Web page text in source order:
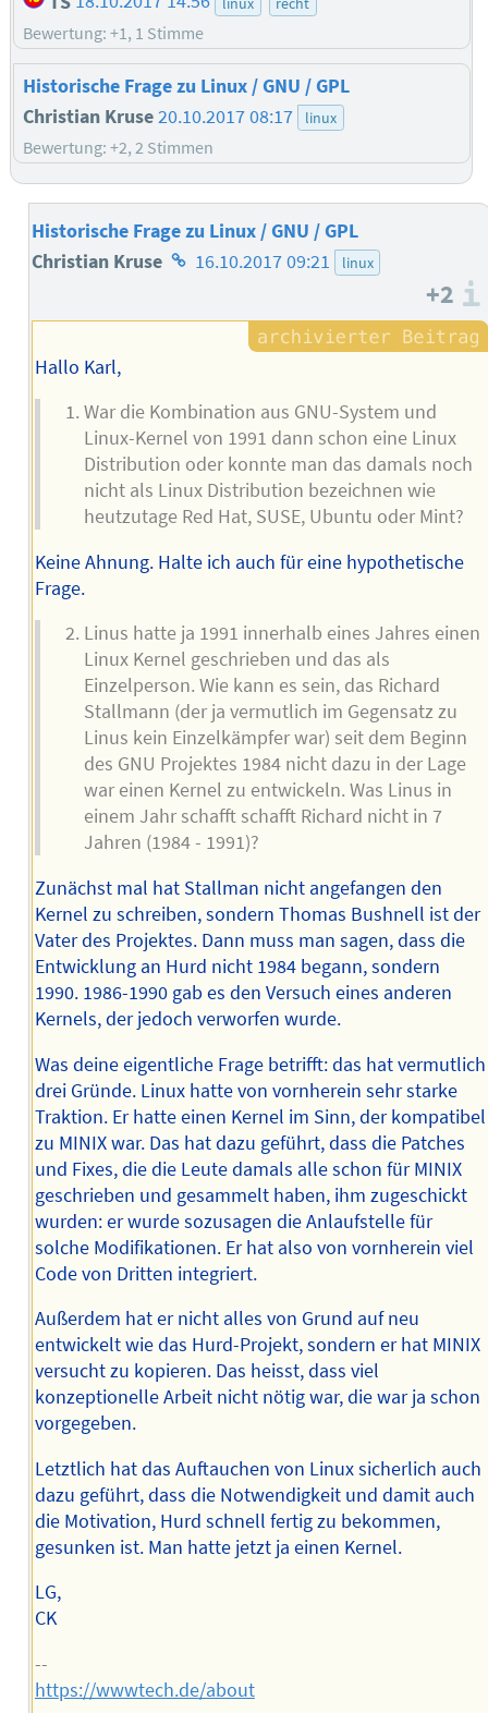
Bewertung: +1, 1 Stimme
Historische Frage zu Linux / GNU / GPL
Christian Kruse20.10.2017 08:17 linux
Bewertung: +2, 2 Stimmen
Historische Frage zu Linux / GNU / GPL
Christian Kruse Homepage
Autors
16.10.2017 09:21 linux
+2
Hallo Karl,
War die Kombination aus GNU-System und
Linux-Kernel von 1991 dann schon eine Linux
Distribution oder konnte man das damals noch
nicht als Linux Distribution bezeichnen wie
heutzutage Red Hat, SUSE, Ubuntu oder Mint?
Keine Ahnung. Halte ich auch für eine hypothetische
Frage.
Linus hatte ja 1991 innerhalb eines Jahres einen
Linux Kernel geschrieben und das als
Einzelperson. Wie kann es sein, das Richard
Stallmann (der ja vermutlich im Gegensatz zu
Linus kein Einzelkämpfer war) seit dem Beginn
des GNU Projektes 1984 nicht dazu in der Lage
war einen Kernel zu entwickeln. Was Linus in
einem Jahr schafft schafft Richard nicht in 7
Jahren (1984 - 1991)?
Zunächst mal hat Stallman nicht angefangen den
Kernel zu schreiben, sondern Thomas Bushnell ist der
Vater des Projektes. Dann muss man sagen, dass die
Entwicklung an Hurd nicht 1984 begann, sondern
1990. 1986-1990 gab es den Versuch eines anderen
Kernels, der jedoch verworfen wurde.
Was deine eigentliche Frage betrifft: das hat vermutlich
drei Gründe. Linux hatte von vornherein sehr starke
Traktion. Er hatte einen Kernel im Sinn, der kompatibel
zu MINIX war. Das hat dazu geführt, dass die Patches
und Fixes, die die Leute damals alle schon für MINIX
geschrieben und gesammelt haben, ihm zugeschickt
wurden: er wurde sozusagen die Anlaufstelle für
solche Modifikationen. Er hat also von vornherein viel
Code von Dritten integriert.
Außerdem hat er nicht alles von Grund auf neu
entwickelt wie das Hurd-Projekt, sondern er hat MINIX
versucht zu kopieren. Das heisst, dass viel
konzeptionelle Arbeit nicht nötig war, die war ja schon
vorgegeben.
Letztlich hat das Auftauchen von Linux sicherlich auch
dazu geführt, dass die Notwendigkeit und damit auch
die Motivation, Hurd schnell fertig zu bekommen,
gesunken ist. Man hatte jetzt ja einen Kernel.
LG,
CK
--
https://wwwtech.de/about